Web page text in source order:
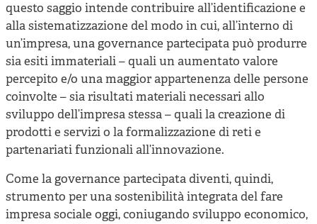
questo saggio intende contribuire all’identificazione e
alla sistematizzazione del modo in cui, all’interno di
un’impresa, una governance partecipata può produrre
sia esiti immateriali – quali un aumentato valore
percepito e/o una maggior appartenenza delle persone
coinvolte – sia risultati materiali necessari allo
sviluppo dell’impresa stessa – quali la creazione di
prodotti e servizi o la formalizzazione di reti e
partenariati funzionali all’innovazione.
Come la governance partecipata diventi, quindi,
strumento per una sostenibilità integrata del fare
impresa sociale oggi, coniugando sviluppo economico,